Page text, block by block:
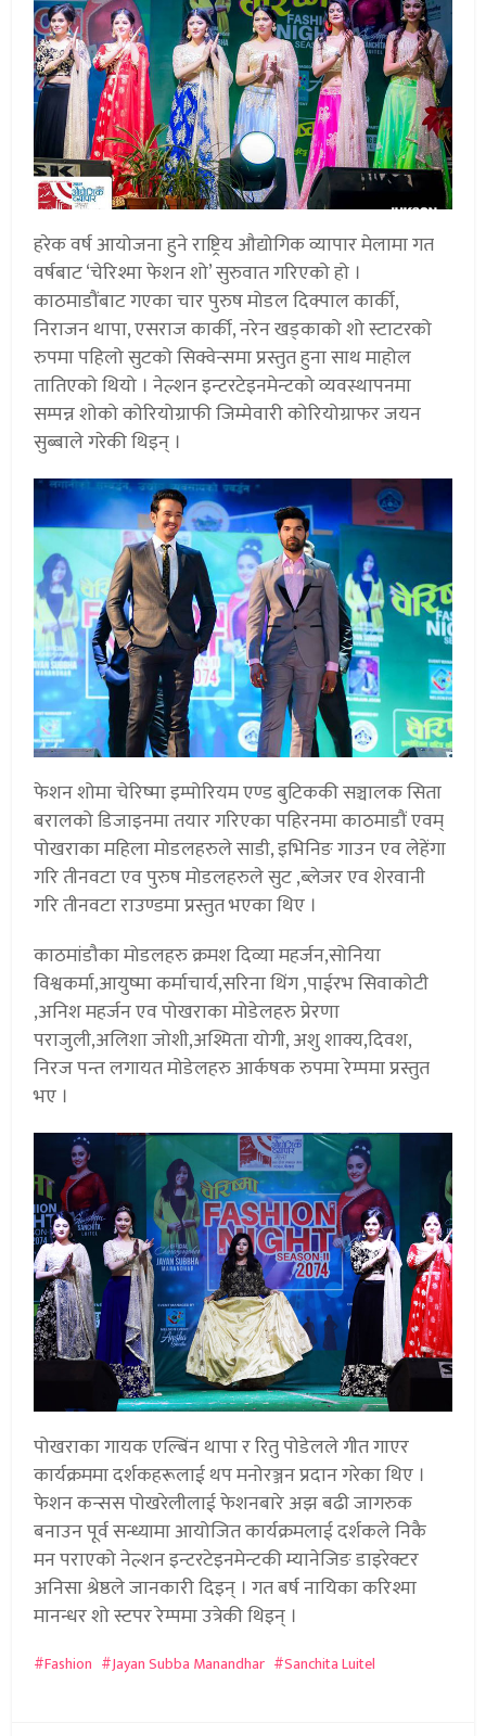
हरेक वर्ष आयोजना हुने राष्ट्रिय औद्योगिक व्यापार मेलामा गत
वर्षबाट ‘चेरिश्मा फेशन शो’ सुरुवात गरिएको हो ।
काठमाडौंबाट गएका चार पुरुष मोडल दिक्पाल कार्की,
निराजन थापा, एसराज कार्की, नरेन खड्काको शो स्टाटरको
रुपमा पहिलो सुटको सिक्वेन्समा प्रस्तुत हुना साथ माहोल
तातिएको थियो । नेल्शन इन्टरटेइनमेन्टको व्यवस्थापनमा
सम्पन्न शोको कोरियोग्राफी जिम्मेवारी कोरियोग्राफर जयन
सुब्बाले गरेकी थिइन् ।
फेशन शोमा चेरिष्मा इम्पोरियम एण्ड बुटिककी सञ्चालक सिता
बरालको डिजाइनमा तयार गरिएका पहिरनमा काठमाडौं एवम्
पोखराका महिला मोडलहरुले साडी, इभिनिङ गाउन एव लेहेंगा
गरि तीनवटा एव पुरुष मोडलहरुले सुट ,ब्लेजर एव शेरवानी
गरि तीनवटा राउण्डमा प्रस्तुत भएका थिए ।
काठमांडौका मोडलहरु क्रमश दिव्या महर्जन,सोनिया
विश्वकर्मा,आयुष्मा कर्माचार्य,सरिना थिंग ,पाईरभ सिवाकोटी
,अनिश महर्जन एव पोखराका मोडेलहरु प्रेरणा
पराजुली,अलिशा जोशी,अश्मिता योगी, अशु शाक्य,दिवश,
निरज पन्त लगायत मोडेलहरु आर्कषक रुपमा रेम्पमा प्रस्तुत
भए ।
पोखराका गायक एल्बिंन थापा र रितु पोडेलले गीत गाएर
कार्यक्रममा दर्शकहरूलाई थप मनोरञ्जन प्रदान गरेका थिए ।
फेशन कन्सस पोखरेलीलाई फेशनबारे अझ बढी जागरुक
बनाउन पूर्व सन्ध्यामा आयोजित कार्यक्रमलाई दर्शकले निकै
मन पराएको नेल्शन इन्टरटेइनमेन्टकी म्यानेजिङ डाइरेक्टर
अनिसा श्रेष्ठले जानकारी दिइन् । गत बर्ष नायिका करिश्मा
मानन्धर शो स्टपर रेम्पमा उत्रेकी थिइन् ।
Fashion Jayan Subba Manandhar Sanchita Luitel